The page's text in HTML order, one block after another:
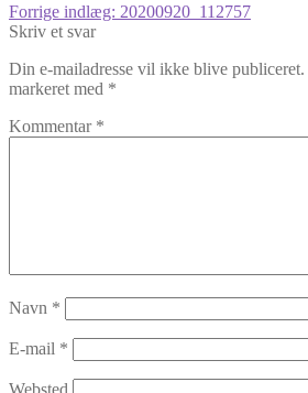
Forrige indlæg: 20200920_112757
Skriv et svar
Din e-mailadresse vil ikke blive publiceret.
markeret med *
Kommentar *
Navn *
E-mail *
Websted